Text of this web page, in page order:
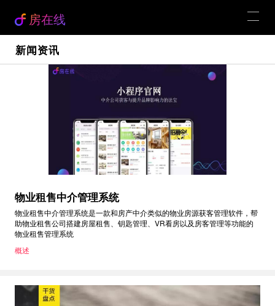
房在线
新闻资讯
物业租售中介管理系统
物业租售中介管理系统是一款和房产中介类似的物业房源获客管理软件，帮
助物业租售公司搭建房屋租售、钥匙管理、VR看房以及房客管理等功能的
物业租售管理系统
概述